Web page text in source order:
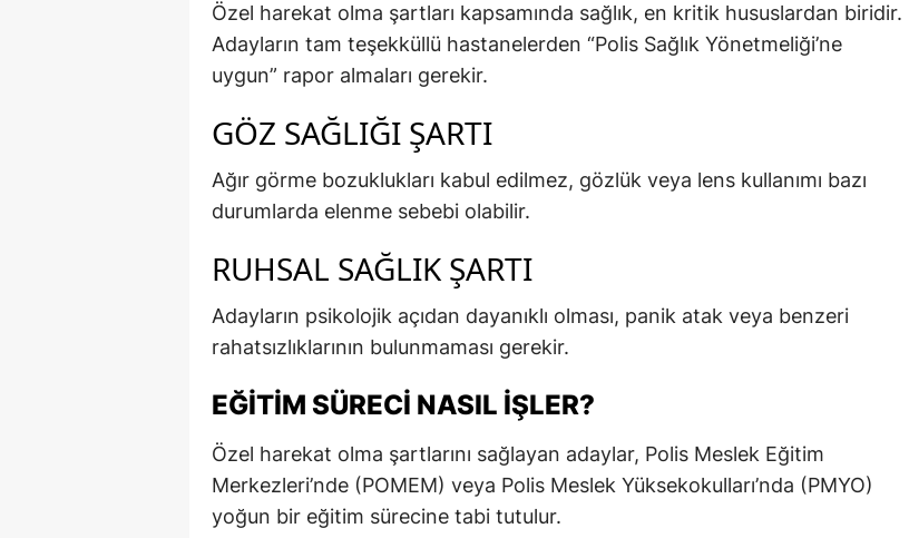
Özel harekat olma şartları kapsamında sağlık, en kritik hususlardan biridir.
Adayların tam teşekküllü hastanelerden “Polis Sağlık Yönetmeliği’ne
uygun” rapor almaları gerekir.
GÖZ SAĞLIĞI ŞARTI
Ağır görme bozuklukları kabul edilmez, gözlük veya lens kullanımı bazı
durumlarda elenme sebebi olabilir.
RUHSAL SAĞLIK ŞARTI
Adayların psikolojik açıdan dayanıklı olması, panik atak veya benzeri
rahatsızlıklarının bulunmaması gerekir.
EĞITIM SÜRECI NASIL İŞLER?
Özel harekat olma şartlarını sağlayan adaylar, Polis Meslek Eğitim
Merkezleri’nde (POMEM) veya Polis Meslek Yüksekokulları’nda (PMYO)
yoğun bir eğitim sürecine tabi tutulur.